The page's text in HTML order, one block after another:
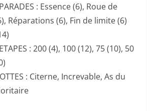
: Essence (6), Roue de
Réparations (6), Fin de limite (6)
: 200 (4), 100 (12), 75 (10), 50
: Citerne, Increvable, As du